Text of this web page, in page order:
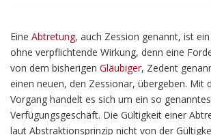
Eine Abtretung, auch Zession genannt, ist
ohne verpflichtende Wirkung, denn eine
von dem bisherigen Gläubiger, Zedent
einen neuen, den Zessionar, übergeben. Mit
Vorgang handelt es sich um ein so genanntes
Verfügungsgeschäft. Die Gültigkeit einer
laut Abstraktionsprinzip nicht von der